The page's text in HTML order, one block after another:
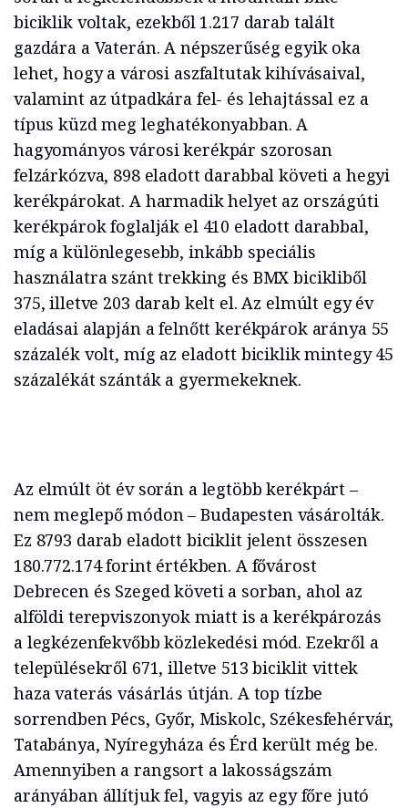
biciklik voltak, ezekből 1.217 darab talált
gazdára a Vaterán. A népszerűség egyik oka
lehet, hogy a városi aszfaltutak kihívásaival,
valamint az útpadkára fel- és lehajtással ez a
típus küzd meg leghatékonyabban. A
hagyományos városi kerékpár szorosan
felzárkózva, 898 eladott darabbal követi a hegyi
kerékpárokat. A harmadik helyet az országúti
kerékpárok foglalják el 410 eladott darabbal,
míg a különlegesebb, inkább speciális
használatra szánt trekking és BMX bicikliből
375, illetve 203 darab kelt el. Az elmúlt egy év
eladásai alapján a felnőtt kerékpárok aránya 55
százalék volt, míg az eladott biciklik mintegy 45
százalékát szánták a gyermekeknek.
Az elmúlt öt év során a legtöbb kerékpárt –
nem meglepő módon – Budapesten vásárolták.
Ez 8793 darab eladott biciklit jelent összesen
180.772.174 forint értékben. A fővárost
Debrecen és Szeged követi a sorban, ahol az
alföldi terepviszonyok miatt is a kerékpározás
a legkézenfekvőbb közlekedési mód. Ezekről a
településekről 671, illetve 513 biciklit vittek
haza vaterás vásárlás útján. A top tízbe
sorrendben Pécs, Győr, Miskolc, Székesfehérvár,
Tatabánya, Nyíregyháza és Érd került még be.
Amennyiben a rangsort a lakosságszám
arányában állítjuk fel, vagyis az egy főre jutó